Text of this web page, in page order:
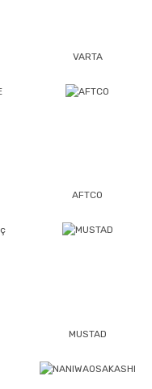
VARTA
AFTCO
MUSTAD